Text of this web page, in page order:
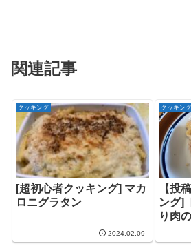
関連記事
クッキング
[超初心者クッキング] マカ
ロニグラタン
2024.02.09
クッキング
【投
ング]
り肉